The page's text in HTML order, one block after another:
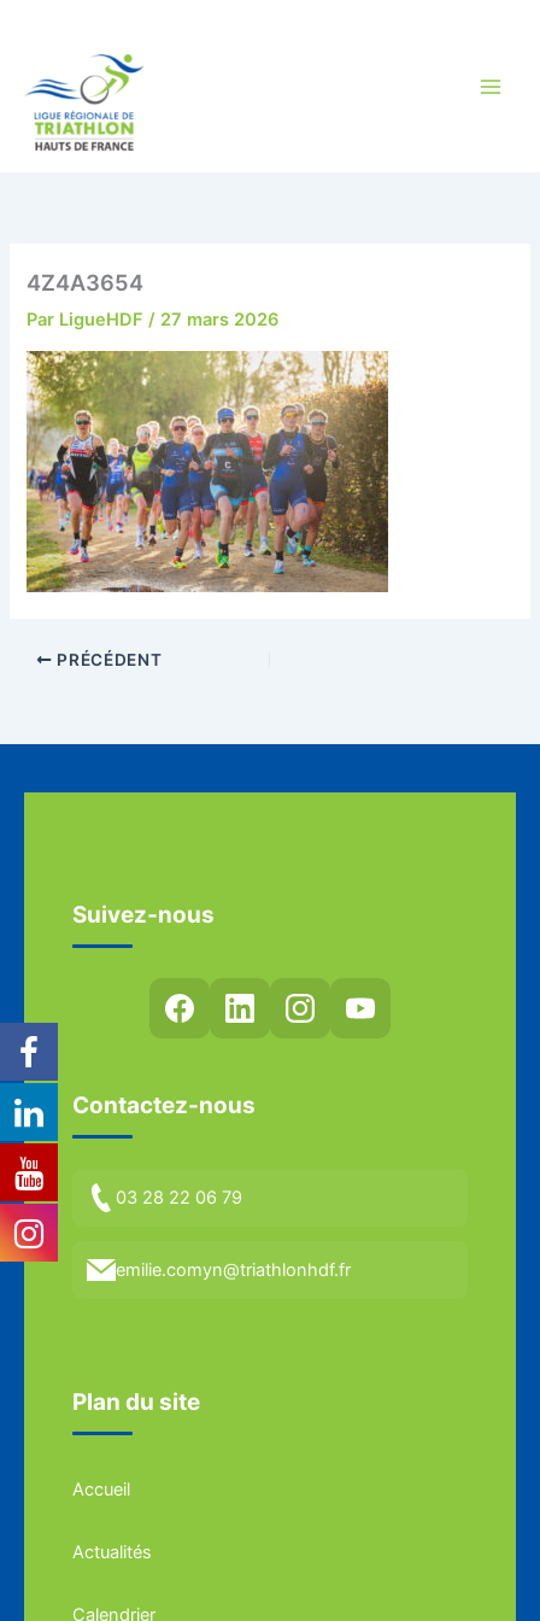
4Z4A3654
Par LigueHDF/ 27 mars 2026
PRÉCÉDENT
Suivez-nous
Contactez-nous
03 28 22 06 79
emilie.comyn@triathlonhdf.fr
Plan du site
Accueil
Actualités
Calendrier